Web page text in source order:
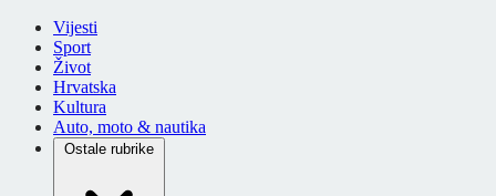
Vijesti
Sport
Život
Hrvatska
Kultura
Auto, moto & nautika
Ostale rubrike